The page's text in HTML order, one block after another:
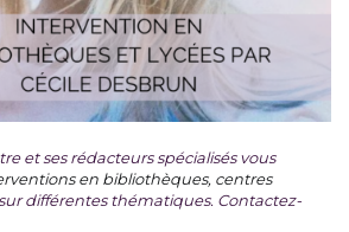
et ses rédacteurs spécialisés vous
en bibliothèques, centres
différentes thématiques. Contactez-